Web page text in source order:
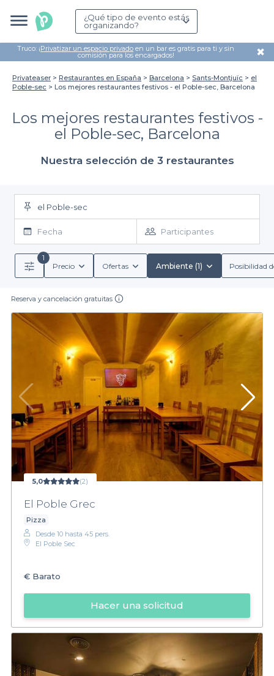
¿Qué tipo de evento estás
organizando?
Truco: ¡Privatizar un espacio privado en un bar es gratis para ti y sin
comisión para los encargados! ✖
Privateaser Restaurantes en España Barcelona Sants-Montjuïc
el
Poble-sec
Los mejores restaurantes festivos - el Poble-sec, Barcelona
Los mejores restaurantes festivos -
el Poble-sec, Barcelona
Nuestra selección de 3 restaurantes
el Poble-sec
Fecha Participantes
1
Precio
Ofertas Ambiente (1) Posibilidad
Reserva y cancelación gratuitas
5,0 (2)
El Poble Grec
Pizza
Desde 10 hasta 45 pers.
El Poble Sec
€ Barato
Hacer una solicitud